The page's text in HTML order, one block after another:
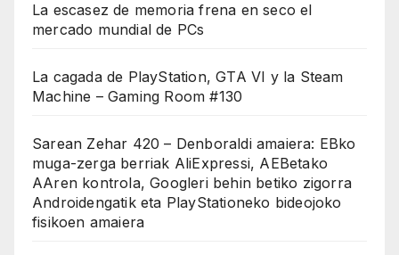
La escasez de memoria frena en seco el
mercado mundial de PCs
La cagada de PlayStation, GTA VI y la Steam
Machine – Gaming Room #130
Sarean Zehar 420 – Denboraldi amaiera: EBko
muga-zerga berriak AliExpressi, AEBetako
AAren kontrola, Googleri behin betiko zigorra
Androidengatik eta PlayStationeko bideojoko
fisikoen amaiera